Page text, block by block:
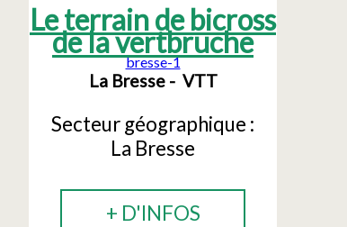
Le terrain de bicross
de la vertbruche
La Bresse VTT
Secteur géographique :
La Bresse
+ D'INFOS